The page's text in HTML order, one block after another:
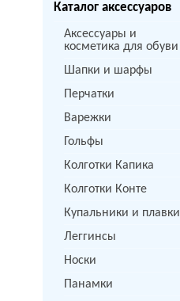
Каталог аксессуаров
Аксессуары и
косметика для обуви
Шапки и шарфы
Перчатки
Варежки
Гольфы
Колготки Капика
Колготки Конте
Купальники и плавки
Леггинсы
Носки
Панамки